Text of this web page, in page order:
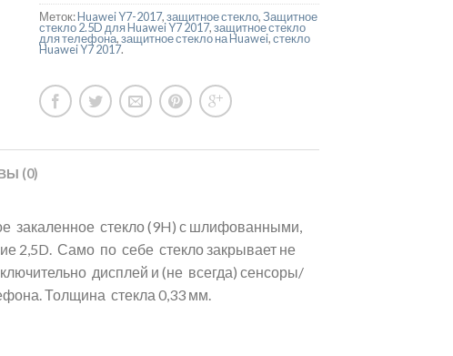
Меток:Huawei Y7-2017,защитное стекло,Защитное
стекло 2.5D для Huawei Y7 2017,защитное стекло
для телефона,защитное стекло на Huawei,стекло
Huawei Y7 2017.
(0)
закаленное стекло (9H) с шлифованными,
2,5D. Само по себе стекло закрывает не
дисплей и (не всегда) сенсоры/
Толщина стекла 0,33 мм.